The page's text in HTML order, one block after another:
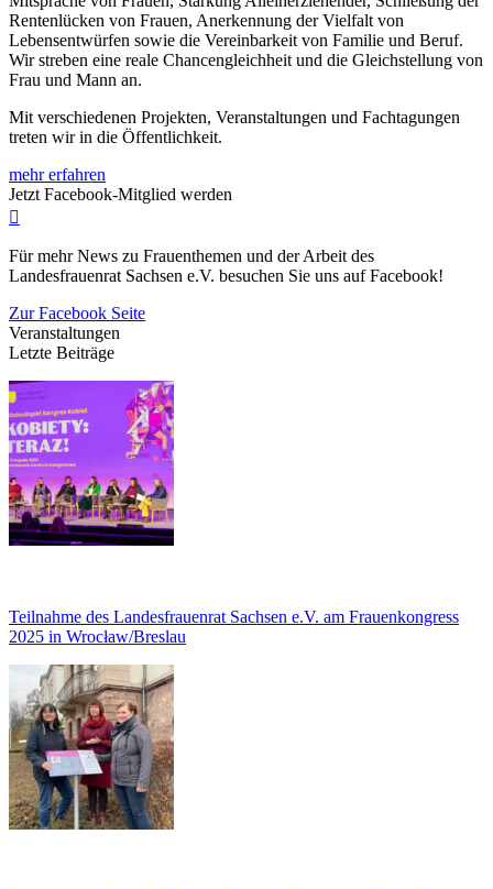
Rentenlücken von Frauen, Anerkennung der Vielfalt von
Lebensentwürfen sowie die Vereinbarkeit von Familie und Beruf.
Wir streben eine reale Chancengleichheit und die Gleichstellung von
Frau und Mann an.
Mit verschiedenen Projekten, Veranstaltungen und Fachtagungen
treten wir in die Öffentlichkeit.
mehr erfahren
Jetzt Facebook-Mitglied werden
Für mehr News zu Frauenthemen und der Arbeit des
Landesfrauenrat Sachsen e.V. besuchen Sie uns auf Facebook!
Zur Facebook Seite
Veranstaltungen
Letzte Beiträge
Teilnahme des Landesfrauenrat Sachsen e.V. am Frauenkongress
2025 in Wrocław/Breslau